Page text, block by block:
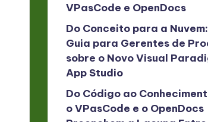
VPasCode e OpenDocs
Do Conceito para a
Guia para Gerentes de
sobre o Novo Visual
App Studio
Do Código ao
o VPasCode e o OpenDocs